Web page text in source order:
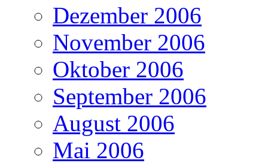
Dezember 2006
November 2006
Oktober 2006
September 2006
August 2006
Mai 2006